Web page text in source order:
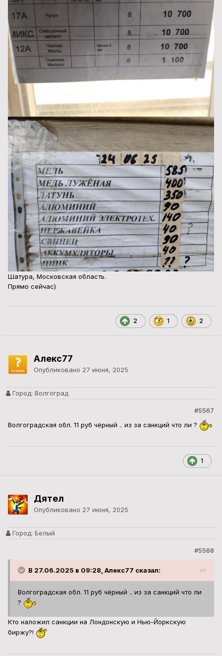
Шатура, Московская область.
Прямо сейчас)
2 1 2
Алекс77
Опубликовано 27 июня, 2025
Город: Волгоград
#5567
Волгоградская обл. 11 руб чёрный .. из за санкций что ли ?
1
Дятел
Опубликовано 27 июня, 2025
Город: Белый
#5568
В 27.06.2025 в 09:28, Алекс77 сказал:
Волгоградская обл. 11 руб чёрный .. из за санкций что ли
?
Кто наложил санкции на Лондонскую и Нью-Йоркскую
биржу?!